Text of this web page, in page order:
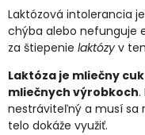
Laktózová intolerancia
chýba alebo nefunguje
za štiepenie laktózy v
Laktóza je mliečny
mliečnych výrobkoch.
nestráviteľný a musí sa
telo dokáže využiť.